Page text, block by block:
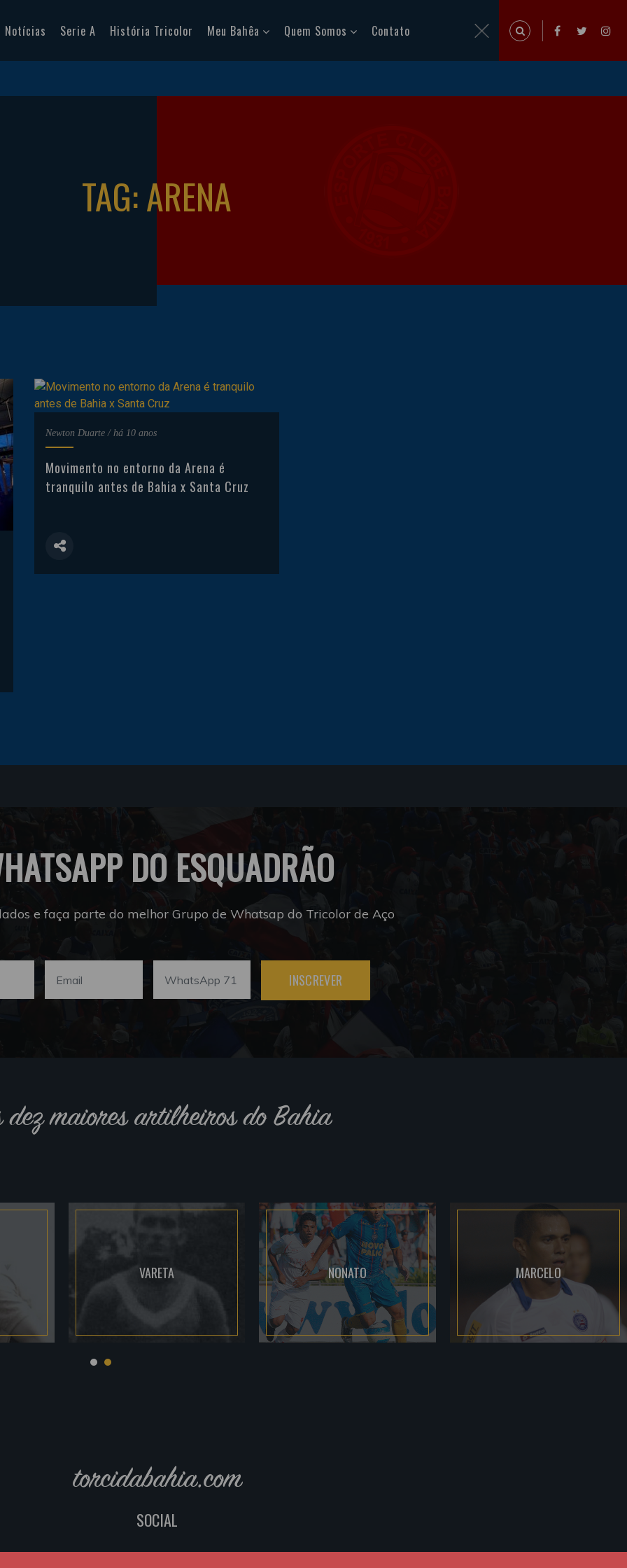
Notícias Serie A História Tricolor Meu Bahêa Quem Somos Contato
TAG: ARENA
Newton Duarte / há 10 anos
Movimento no entorno da Arena é
tranquilo antes de Bahia x Santa Cruz
DO ESQUADRÃO
e faça parte do melhor Grupo de Whatsap do Tricolor de Aço
INSCREVER
dez maiores artilheiros do Bahia
VARETA NONATO MARCELO
torcidabahia.com
SOCIAL